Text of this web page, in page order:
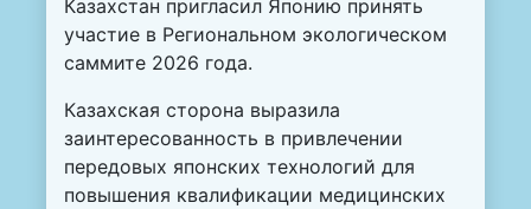
Казахстан пригласил Японию принять
участие в Региональном экологическом
саммите 2026 года.
Казахская сторона выразила
заинтересованность в привлечении
передовых японских технологий для
повышения квалификации медицинских